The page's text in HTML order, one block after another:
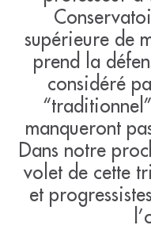
supérieure de
prend la
considéré
manqueront
Dans notre
volet de cette
et